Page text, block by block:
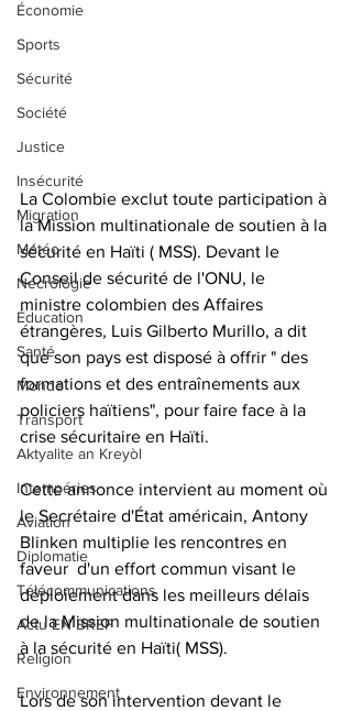
Économie
Sports
Sécurité
Société
Justice
Insécurité
Migration
Météo
Nécrologie
Éducation
Santé
Monde
Transport
Aktyalite an Kreyòl
Intempéries
Aviation
Diplomatie
Télécommunications
Actu EN BREF
Religion
Environnement
La Colombie exclut toute participation à
la Mission multinationale de soutien à la
sécurité en Haïti ( MSS). Devant le
Conseil de sécurité de l'ONU, le
ministre colombien des Affaires
étrangères, Luis Gilberto Murillo, a dit
que son pays est disposé à offrir " des
formations et des entraînements aux
policiers haïtiens", pour faire face à la
crise sécuritaire en Haïti.
Cette annonce intervient au moment où
le Secrétaire d'État américain, Antony
Blinken multiplie les rencontres en
faveur  d'un effort commun visant le
déploiement dans les meilleurs délais
de la Mission multinationale de soutien
à la sécurité en Haïti( MSS).
Lors de son intervention devant le